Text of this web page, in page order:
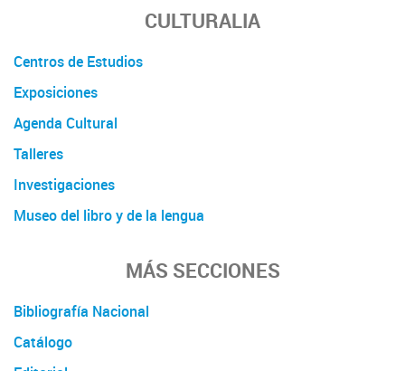
CULTURALIA
Centros de Estudios
Exposiciones
Agenda Cultural
Talleres
Investigaciones
Museo del libro y de la lengua
MÁS SECCIONES
Bibliografía Nacional
Catálogo